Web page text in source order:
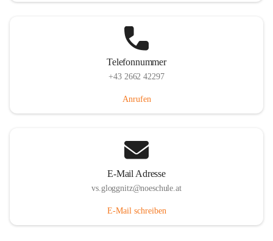
Telefonnummer
+43 2662 42297
Anrufen
E-Mail Adresse
vs.gloggnitz@noeschule.at
E-Mail schreiben